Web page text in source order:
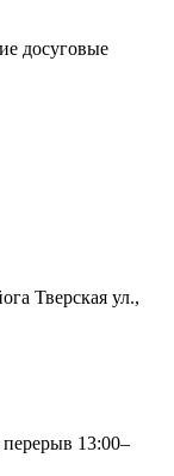
досуговые
Тверская ул.,
13:00–